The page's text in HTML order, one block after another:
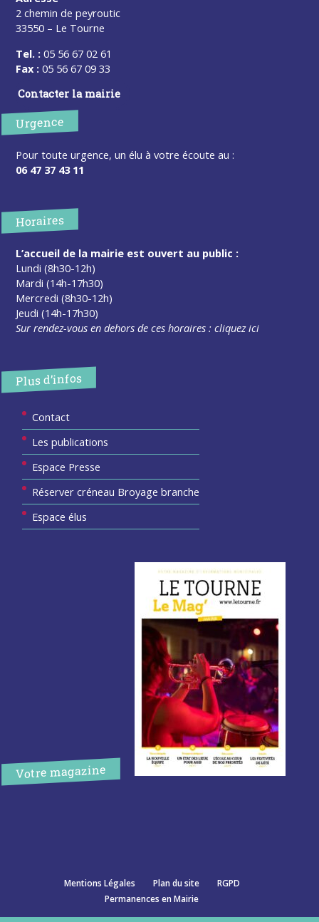
2 chemin de peyroutic
33550 – Le Tourne
Tel. : 05 56 67 02 61
Fax : 05 56 67 09 33
Contacter la mairie
Urgence
Pour toute urgence, un élu à votre écoute au :
06 47 37 43 11
Horaires
L’accueil de la mairie est ouvert au public :
Lundi (8h30-12h)
Mardi (14h-17h30)
Mercredi (8h30-12h)
Jeudi (14h-17h30)
Sur rendez-vous en dehors de ces horaires :cliquez ici
Plus d’infos
Contact
Les publications
Espace Presse
Réserver créneau Broyage branche
Espace élus
Votre magazine
Mentions Légales Plan du site
RGPD
Permanences en Mairie